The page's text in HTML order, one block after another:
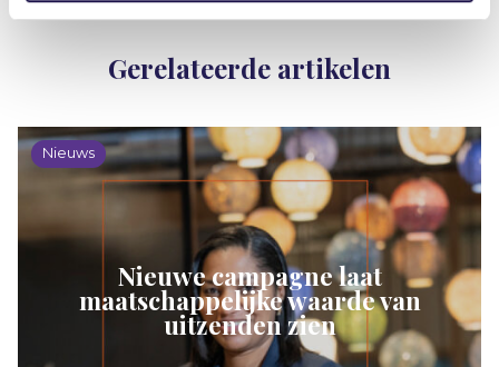
Gerelateerde artikelen
Nieuws
Nieuwe campagne laat
maatschappelijke waarde van
uitzenden zien